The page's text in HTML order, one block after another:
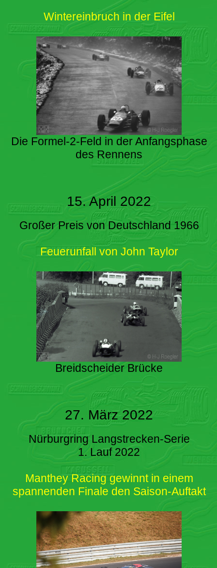
Wintereinbruch in der Eifel
Die Formel-2-Feld in der Anfangsphase
des Rennens
15. April 2022
Großer Preis von Deutschland 1966
Feuerunfall von John Taylor
Breidscheider Brücke
27. März 2022
Nürburgring Langstrecken-Serie
1. Lauf 2022
Manthey Racing gewinnt in einem
spannenden Finale den Saison-Auftakt